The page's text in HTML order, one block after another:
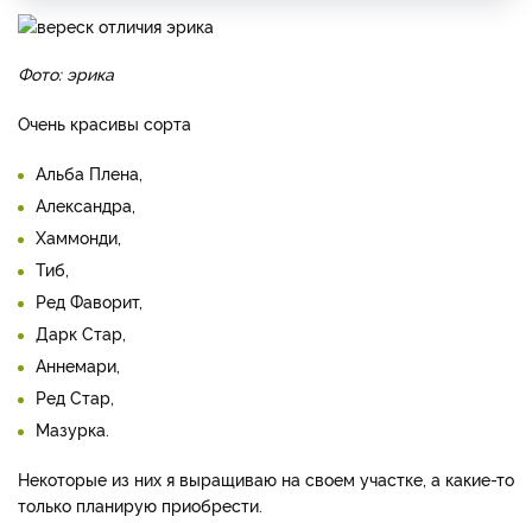
Фото: эрика
Очень красивы сорта
Альба Плена,
Александра,
Хаммонди,
Тиб,
Ред Фаворит,
Дарк Стар,
Аннемари,
Ред Стар,
Мазурка.
Некоторые из них я выращиваю на своем участке, а какие-то
только планирую приобрести.